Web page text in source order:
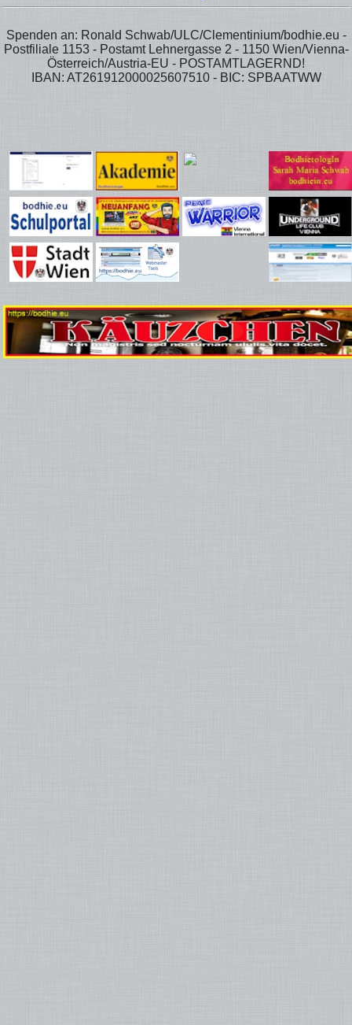
Spenden an: Ronald Schwab/ULC/Clementinium/bodhie.eu -
Postfiliale 1153 - Postamt Lehnergasse 2 - 1150 Wien/Vienna-
Österreich/Austria-EU - POSTAMTLAGERND!
IBAN: AT261912000025607510 - BIC: SPBAATWW